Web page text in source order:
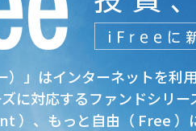
）」はインターネットを利
に対応するファンドシリー
）、もっと自由（ Free ）